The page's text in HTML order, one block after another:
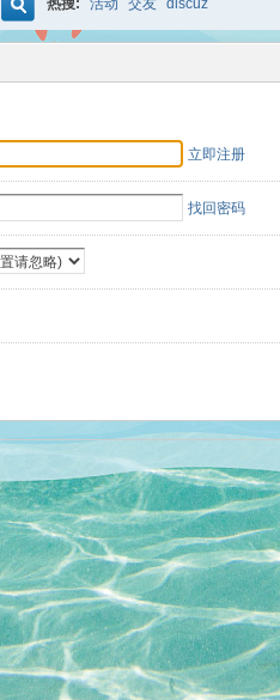
搜
索
热搜: 活动 交友 discuz
立即注册
找回密码